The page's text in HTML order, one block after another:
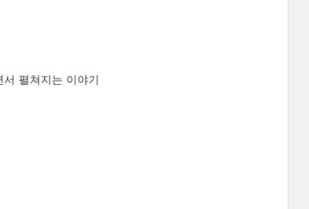
펼쳐지는 이야기